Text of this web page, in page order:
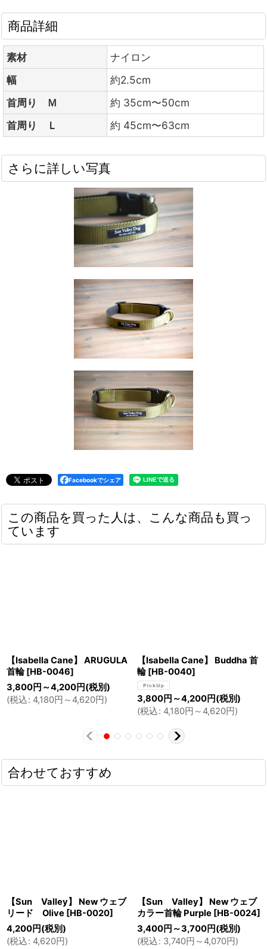
商品詳細
素材
ナイロン
幅
約2.5cm
首周り Ｍ
約 35cm〜50cm
首周り Ｌ
約 45cm〜63cm
さらに詳しい写真
Facebookでシェア
この商品を買った人は、こんな商品も買っ
ています
【Isabella Cane】 Treills 首輪
[HB-0042]
3,800円(税別)
【Isabella Cane】 Summer
Ocean 首輪[
3,800円
(税込: 4,180円～4,620円
合わせておすすめ
【Sun Valley】 New ウェブ
リード Olive [HB-0020]
4,200円(税別)
(税込: 4,620円 )
【Sun Valley】 New ウェブ
カラー首輪 Purple [HB-0024]
3,400円 ～3,700円(税別)
(税込: 3,740円 ～4,070円 )